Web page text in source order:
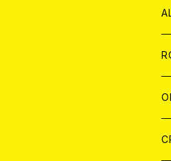
CD
CD